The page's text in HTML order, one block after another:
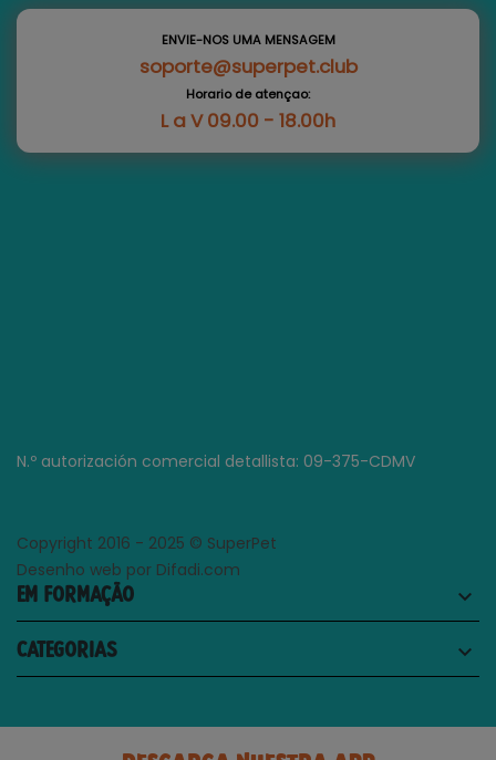
ENVIE-NOS UMA MENSAGEM
soporte@superpet.club
Horario de atençao:
L a V 09.00 - 18.00h
N.º autorización comercial detallista: 09-375-CDMV
Copyright 2016 - 2025 © SuperPet
Desenho web por Difadi.com
EM FORMAÇÃO keyboard_arrow_down
CATEGORIAS keyboard_arrow_down